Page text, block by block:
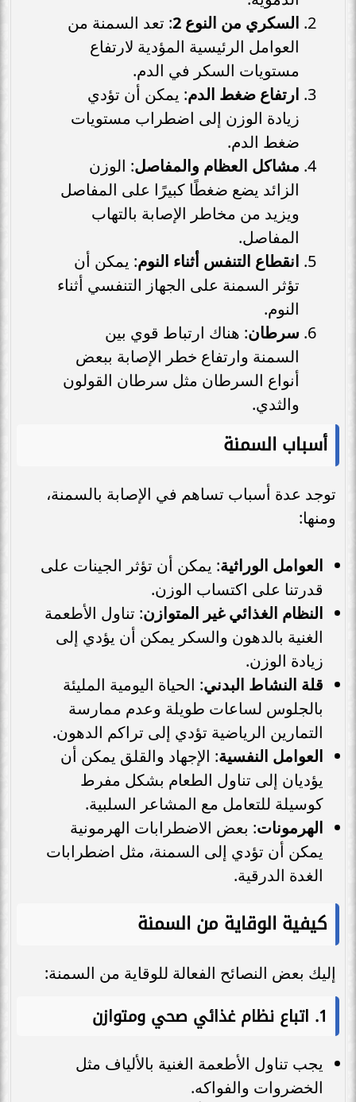
السكري من النوع 2
: تعد السمنة من
العوامل الرئيسية المؤدية لارتفاع
مستويات السكر في الدم.
ارتفاع ضغط الدم: يمكن أن تؤدي
زيادة الوزن إلى اضطراب مستويات
ضغط الدم.
مشاكل العظام والمفاصل: الوزن
الزائد يضع ضغطًا كبيرًا على المفاصل
ويزيد من مخاطر الإصابة بالتهاب
المفاصل.
انقطاع التنفس أثناء النوم: يمكن أن
تؤثر السمنة على الجهاز التنفسي أثناء
النوم.
سرطان: هناك ارتباط قوي بين
السمنة وارتفاع خطر الإصابة ببعض
أنواع السرطان مثل سرطان القولون
والثدي.
أسباب السمنة
توجد عدة أسباب تساهم في الإصابة بالسمنة،
ومنها:
العوامل الوراثية: يمكن أن تؤثر الجينات على
قدرتنا على اكتساب الوزن.
النظام الغذائي غير المتوازن: تناول الأطعمة
الغنية بالدهون والسكر يمكن أن يؤدي إلى
زيادة الوزن.
قلة النشاط البدني: الحياة اليومية المليئة
بالجلوس لساعات طويلة وعدم ممارسة
التمارين الرياضية تؤدي إلى تراكم الدهون.
العوامل النفسية: الإجهاد والقلق يمكن أن
يؤديان إلى تناول الطعام بشكل مفرط
كوسيلة للتعامل مع المشاعر السلبية.
الهرمونات: بعض الاضطرابات الهرمونية
يمكن أن تؤدي إلى السمنة، مثل اضطرابات
الغدة الدرقية.
كيفية الوقاية من السمنة
إليك بعض النصائح الفعالة للوقاية من السمنة:
1. اتباع نظام غذائي صحي ومتوازن
يجب تناول الأطعمة الغنية بالألياف مثل
الخضروات والفواكه.